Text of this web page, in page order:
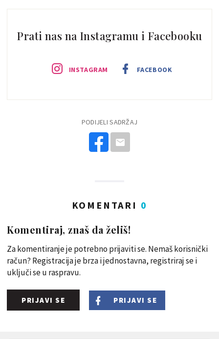
Prati nas na Instagramu i Facebooku
INSTAGRAM FACEBOOK
PODIJELI SADRŽAJ
KOMENTARI 0
Komentiraj, znaš da želiš!
Za komentiranje je potrebno prijaviti se. Nemaš korisnički
račun? Registracija je brza i jednostavna, registriraj se i
uključi se u raspravu.
PRIJAVI SE PRIJAVI SE